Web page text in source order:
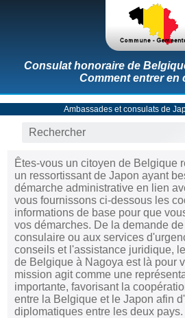
Consulat honoraire de
Comment entrer en
Ambassades et consulats de
Êtes-vous un citoyen de Belgique
un ressortissant de Japon ayant
démarche administrative en lien
vous fournissons ci-dessous les
informations de base pour que
vos démarches. De la demande
consulaire ou aux services
conseils et l'assistance juridique,
de Belgique à Nagoya est là pour
mission agit comme une
importante, favorisant la
entre la Belgique et le Japon afin
diplomatiques entre les deux pays.